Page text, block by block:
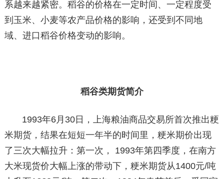
系越来越紧密。稻谷的价格在一定时间、一定程度受
到玉米、小麦等农产品价格的影响，还受到不同地
域、进口稻谷价格变动的影响。
稻谷类期货简介
1993年6月30日，上海粮油商品交易所首次推出粳
米期货，结果在短短一年半的时间里，粳米期价出现
了三次大幅拉升：第一次， 1993年第四季度，在南方
大米现货价大幅上涨的带动下，粳米期货从1400元/吨